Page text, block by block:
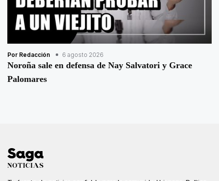
Por Redacción 6 agosto 2026
Noroña sale en defensa de Nay Salvatori y Grace
Palomares